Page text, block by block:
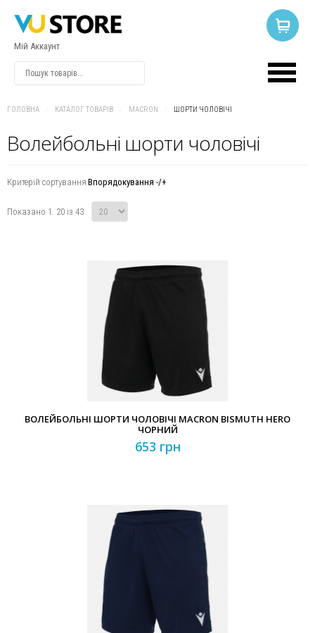
Мій Аккаунт
ГОЛОВНА КАТАЛОГ ТОВАРІВ MACRON ШОРТИ ЧОЛОВІЧІ
Волейбольні шорти чоловічі
Критерій сортування Впорядокування -/+
Показано 1. 20 із 43
ВОЛЕЙБОЛЬНІ ШОРТИ ЧОЛОВІЧІ MACRON BISMUTH HERO
ЧОРНИЙ
653 грн
ВХІД
Логін
Пароль
Забули свій пароль? Забули свій логін?